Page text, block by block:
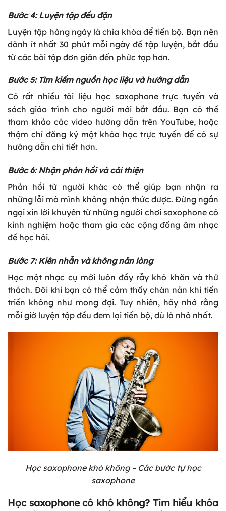
Bước 4: Luyện tập đều đặn
Luyện tập hàng ngày là chìa khóa để tiến bộ. Bạn nên
dành ít nhất 30 phút mỗi ngày để tập luyện, bắt đầu
từ các bài tập đơn giản đến phức tạp hơn.
Bước 5: Tìm kiếm nguồn học liệu và hướng dẫn
Có rất nhiều tài liệu học saxophone trực tuyến và
sách giáo trình cho người mới bắt đầu. Bạn có thể
tham khảo các video hướng dẫn trên YouTube, hoặc
thậm chí đăng ký một khóa học trực tuyến để có sự
hướng dẫn chi tiết hơn.
Bước 6: Nhận phản hồi và cải thiện
Phản hồi từ người khác có thể giúp bạn nhận ra
những lỗi mà mình không nhận thức được. Đừng ngần
ngại xin lời khuyên từ những người chơi saxophone có
kinh nghiệm hoặc tham gia các cộng đồng âm nhạc
để học hỏi.
Bước 7: Kiên nhẫn và không nản lòng
Học một nhạc cụ mới luôn đầy rẫy khó khăn và thử
thách. Đôi khi bạn có thể cảm thấy chán nản khi tiến
triển không như mong đợi. Tuy nhiên, hãy nhớ rằng
mỗi giờ luyện tập đều đem lại tiến bộ, dù là nhỏ nhất.
Học saxophone khó không – Các bước tự học
saxophone
Học saxophone có khó không? Tìm hiểu khóa